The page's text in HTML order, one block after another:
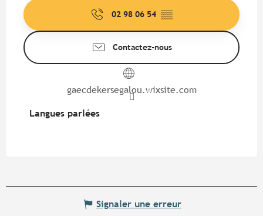
02 98 06 54 ▒▒
Contactez-nous
gaecdekersegalou.wixsite.com
Langues parlées
Langues parlées
Signaler une erreur